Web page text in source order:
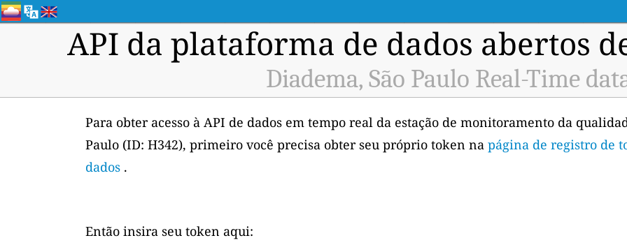
API da plataforma de dados abertos
Diadema, São Paulo Real-Time
Para obter acesso à API de dados em tempo real da estação de monitoramento da
Paulo (ID: H342), primeiro você precisa obter seu próprio token na página de registro de
dados .
Então insira seu token aqui: